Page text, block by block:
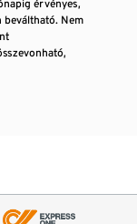
érvényes,
beváltható. Nem